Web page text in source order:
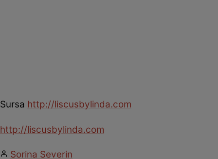
Sursa http://liscusbylinda.com
http://liscusbylinda.com
Sorina Severin